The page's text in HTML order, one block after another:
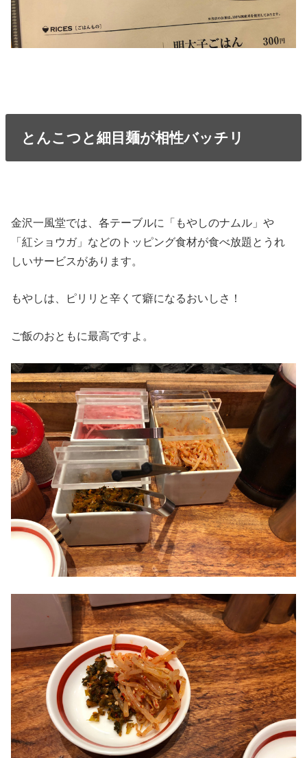
とんこつと細目麺が相性バッチリ
金沢一風堂では、各テーブルに「もやしのナムル」や
「紅ショウガ」などのトッピング食材が食べ放題とうれ
しいサービスがあります。
もやしは、ピリリと辛くて癖になるおいしさ！
ご飯のおともに最高ですよ。